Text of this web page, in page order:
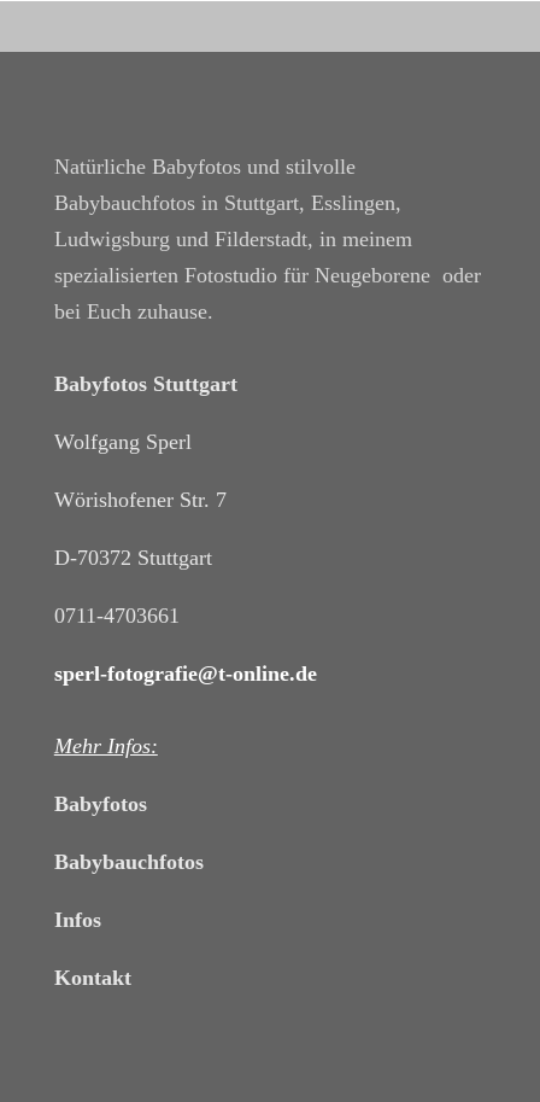
Natürliche Babyfotos und stilvolle
Babybauchfotos in Stuttgart, Esslingen,
Ludwigsburg und Filderstadt, in meinem
spezialisierten Fotostudio für Neugeborene oder
bei Euch zuhause.
Babyfotos Stuttgart
Wolfgang Sperl
Wörishofener Str. 7
D-70372 Stuttgart
0711-4703661
sperl-fotografie@t-online.de
Mehr Infos:
Babyfotos
Babybauchfotos
Infos
Kontakt